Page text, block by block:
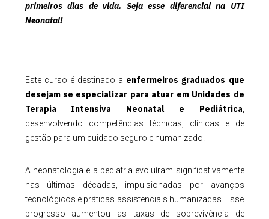
primeiros dias de vida. Seja esse diferencial na UTI
Neonatal!
Este curso é destinado a enfermeiros graduados que
desejam se especializar para atuar em Unidades de
Terapia Intensiva Neonatal e Pediátrica
desenvolvendo competências técnicas, clínicas e de
gestão para um cuidado seguro e humanizado.
A neonatologia e a pediatria evoluíram significativamente
nas últimas décadas, impulsionadas por avanços
tecnológicos e práticas assistenciais humanizadas. Esse
progresso aumentou as taxas de sobrevivência de